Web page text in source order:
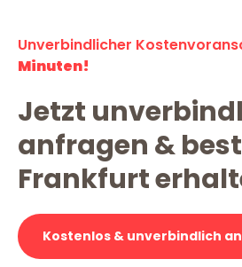
Unverbindlicher
Minuten!
Jetzt
anfragen &
Frankfurt
Kostenlos & unverbindlich